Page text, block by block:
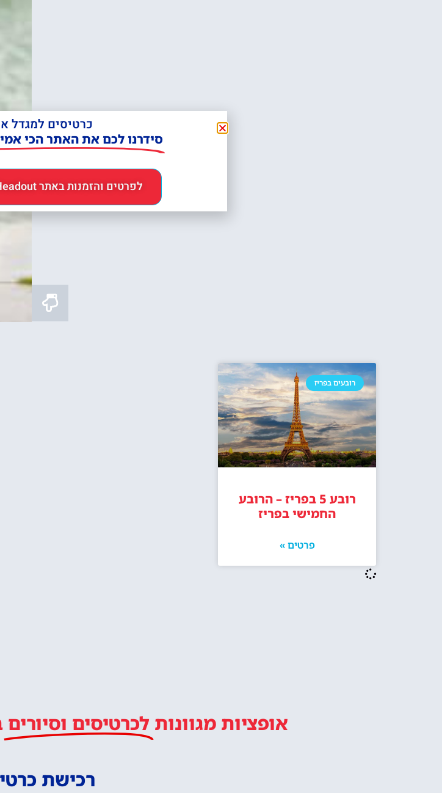
רובעים בפריז
רובע 5 בפריז – הרובע
החמישי בפריז
פרטים »
אופציות מגוונות לכרטיסים וסיורים
רכישת
כרטיסים למגדל
סידרנו לכם את האתר הכי
לפרטים והזמנות באתר Headout הקליקו עליי 😊